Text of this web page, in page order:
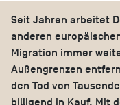
Seit Jahren arbeitet
anderen
Migration immer
Außengrenzen
den Tod von